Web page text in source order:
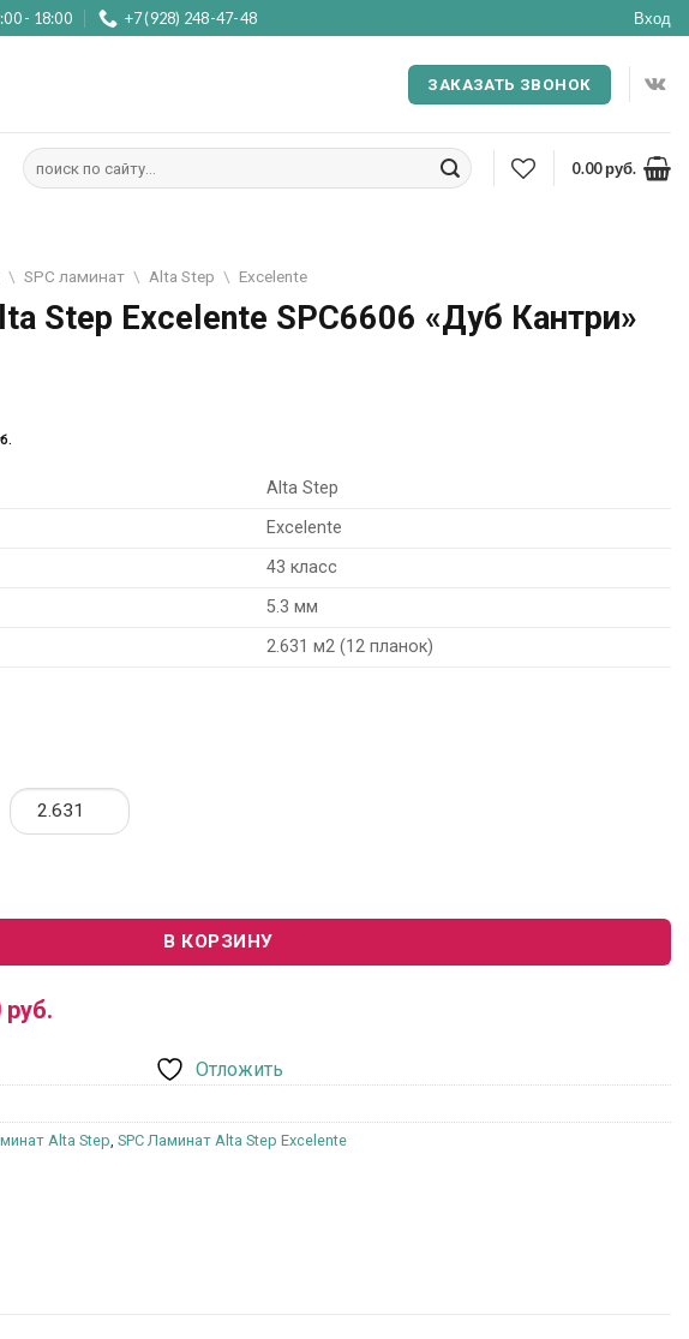
- 18:00 +7 (928) 248-47-48 Вход
ЗАКАЗАТЬ ЗВОНОК
Искать:
0.00руб.
\ SPC ламинат \ Alta Step \ Excelente
Step Excelente SPC6606 «Дуб Кантри»
Alta Step
Excelente
43 класс
5.3 мм
2.631 м2 (12 планок)
Alta Step Excelente SPC6606 "Дуб Кантри"
В КОРЗИНУ
руб.
Отложить
Alta Step SPC Ламинат Alta Step Excelente